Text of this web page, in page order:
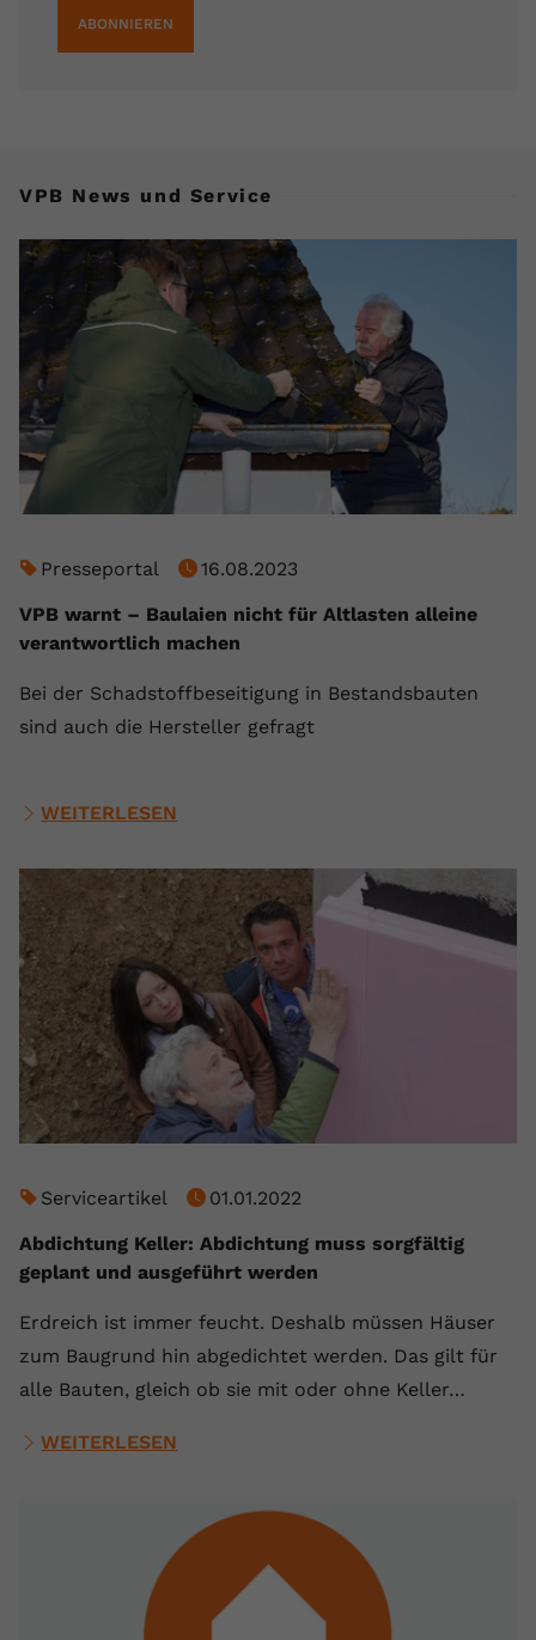
ABONNIEREN
VPB News und Service
Presseportal
16.08.2023
VPB warnt – Baulaien nicht für Altlasten alleine
verantwortlich machen
Bei der Schadstoffbeseitigung in Bestandsbauten
sind auch die Hersteller gefragt
WEITERLESEN
Serviceartikel
01.01.2022
Abdichtung Keller: Abdichtung muss sorgfältig
geplant und ausgeführt werden
Erdreich ist immer feucht. Deshalb müssen Häuser
zum Baugrund hin abgedichtet werden. Das gilt für
alle Bauten, gleich ob sie mit oder ohne Keller…
WEITERLESEN